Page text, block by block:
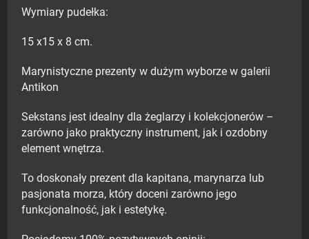
Wymiary pudełka:
15 x15 x 8 cm.
Marynistyczne prezenty w dużym wyborze w galerii
Antikon
Sekstans jest idealny dla żeglarzy i kolekcjonerów –
zarówno jako praktyczny instrument, jak i ozdobny
element wnętrza.
To doskonały prezent dla kapitana, marynarza lub
pasjonata morza, który doceni zarówno jego
funkcjonalność, jak i estetykę.